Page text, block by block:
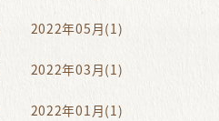
2022年05月(1)
2022年03月(1)
2022年01月(1)